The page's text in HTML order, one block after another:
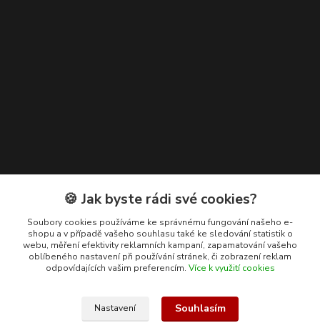
Kontakty
+420 608 400 554
(Po-Pá, 8-15 hod.)
ekohas@ekohas.cz
🍪 Jak byste rádi své cookies?
Soubory cookies používáme ke správnému fungování našeho e-
shopu a v případě vašeho souhlasu také ke sledování statistik o
webu, měření efektivity reklamních kampaní, zapamatování vašeho
oblíbeného nastavení při používání stránek, či zobrazení reklam
odpovídajících vašim preferencím. Více k využití cookies
Nastavení Souhlasím